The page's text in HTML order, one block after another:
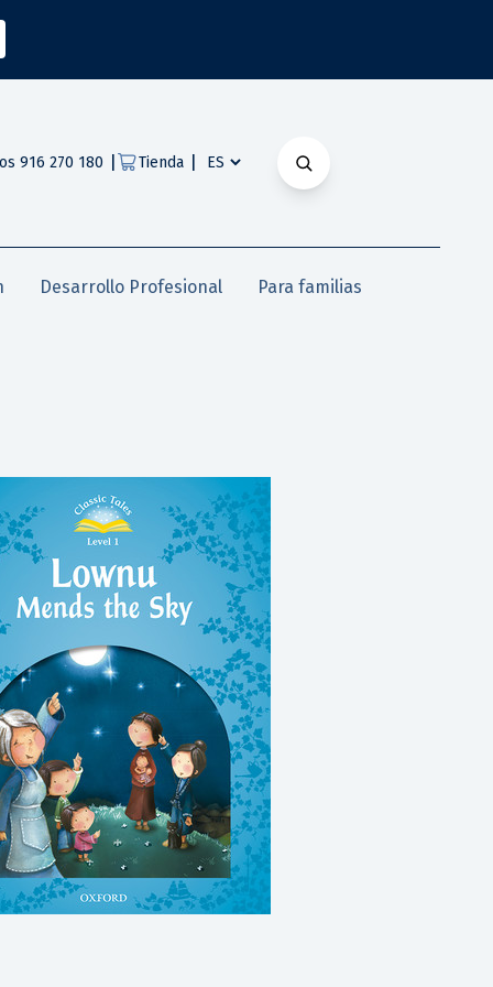
916 270 180 Tienda
Desarrollo Profesional Para familias